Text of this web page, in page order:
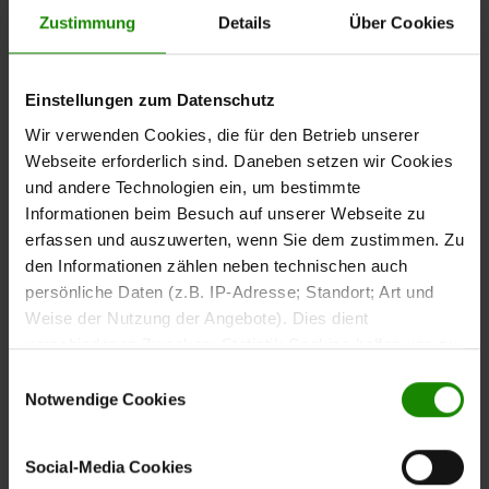
Zustimmung Details Über Cookies
Einstellungen zum Datenschutz
Wir verwenden Cookies, die für den Betrieb unserer
Webseite erforderlich sind. Daneben setzen wir Cookies
und andere Technologien ein, um bestimmte
Informationen beim Besuch auf unserer Webseite zu
erfassen und auszuwerten, wenn Sie dem zustimmen. Zu
den Informationen zählen neben technischen auch
persönliche Daten (z.B. IP-Adresse; Standort; Art und
Weise der Nutzung der Angebote). Dies dient
verschiedenen Zwecken: Statistik Cookies helfen uns zu
nutzen, indem sie Informationen sammeln und sie
anonymisiert für statistische Zwecke auszuwerten.
Marketing Cookies helfen uns, Ihnen personalisierte
Werbung anzuzeigen. Social-Media-Cookies ermöglichen
Notwendige Cookies
Social-Media Cookies
– Polsterbank mit Lederbezug
verbindet modernen Sitzkomfort mit einer klaren und
wohnlichen Gestaltung. Der milchkaffeefarbene
Lederbezugsorgt für eine warme und hochwertige
Ausstrahlung und ergänzt unterschiedliche Essbereiche
harmonisch.
Die weich gepolsterte Sitz- und Rückenfläche unterstützt
Sitzmöglichkeiten bei gemeinsamen Mahlzeiten oder
längeren Gesprächen am Tisch.
Mit ca.215 x 88 x 62 cm (L/BxHxT)
bietet die Bank